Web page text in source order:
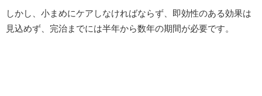
しかし、小まめにケアしなければならず、即効性のある効果は
見込めず、完治までには半年から数年の期間が必要です。